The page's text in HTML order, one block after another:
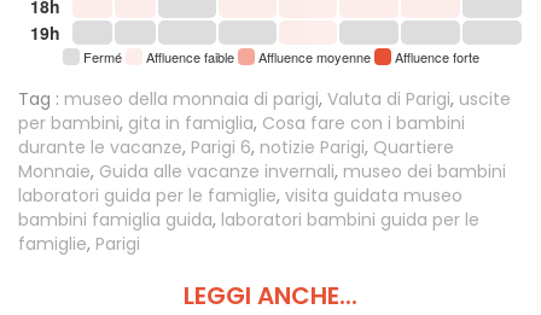
18h
19h
Fermé Affluence faible Affluence moyenne Affluence forte
Tag : museo della monnaia di parigi, Valuta di Parigi, uscite
per bambini, gita in famiglia, Cosa fare con i bambini
durante le vacanze, Parigi 6, notizie Parigi, Quartiere
Monnaie, Guida alle vacanze invernali, museo dei bambini
laboratori guida per le famiglie, visita guidata museo
bambini famiglia guida, laboratori bambini guida per le
famiglie, Parigi
LEGGI ANCHE...